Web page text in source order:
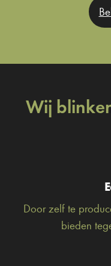
Wij
Door zelf te
bieden